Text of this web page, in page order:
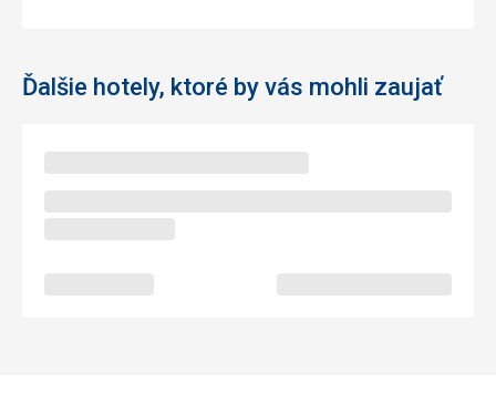
Ďalšie hotely, ktoré by vás mohli zaujať